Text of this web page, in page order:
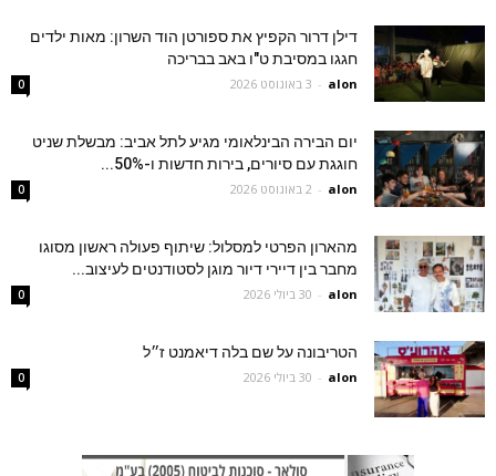
דילן דרור הקפיץ את ספורטן הוד השרון: מאות ילדים
חגגו במסיבת ט"ו באב בבריכה
alon
- 3 באוגוסט 2026 0
יום הבירה הבינלאומי מגיע לתל אביב: מבשלת שניט
חוגגת עם סיורים, בירות חדשות ו-50%...
alon
- 2 באוגוסט 2026 0
מהארון הפרטי למסלול: שיתוף פעולה ראשון מסוגו
מחבר בין דיירי דיור מוגן לסטודנטים לעיצוב...
alon
- 30 ביולי 2026 0
הטריבונה על שם בלה דיאמנט ז״ל
alon
- 30 ביולי 2026 0